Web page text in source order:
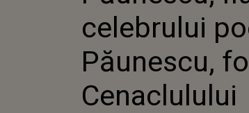
celebrului
Păunescu,
Cenaclulului